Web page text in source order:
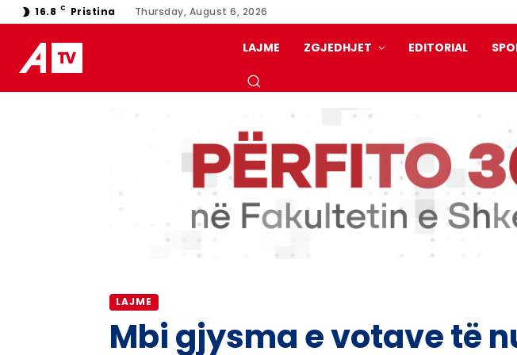
16.8 C Pristina Thursday, August 6, 2026
LAJME ZGJEDHJET EDITORIAL
LAJME
Mbi gjysma e votave të